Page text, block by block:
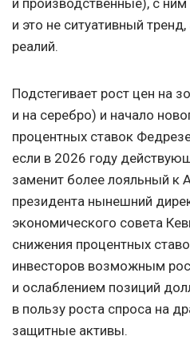
и производственные), с
и это не ситуативный
реалий.
Подстегивает рост цен на
и на серебро) и начало
процентных ставок
если в 2026 году
заменит более лояльный к
президента нынешний
экономического совета
снижения процентных
инвесторов возможным
и ослаблением позиций
в пользу роста спроса на
защитные активы.